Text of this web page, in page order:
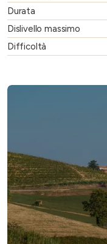
Durata
Dislivello massimo
Difficoltà